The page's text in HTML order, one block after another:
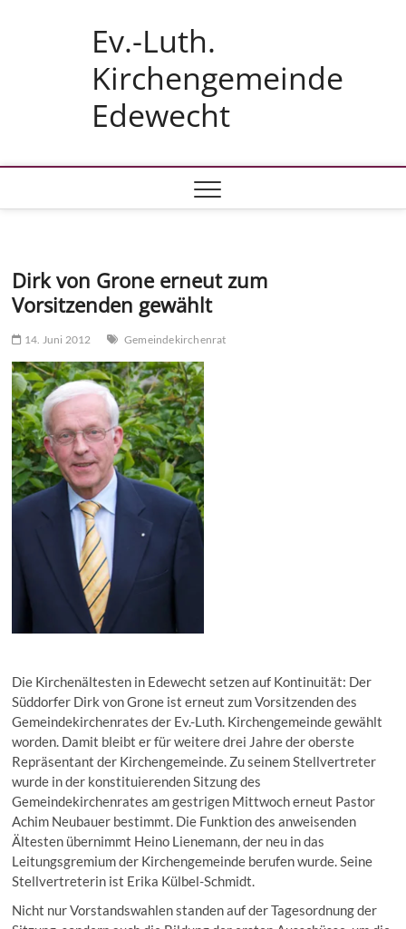
Ev.-Luth.
Kirchengemeinde
Edewecht
Dirk von Grone erneut zum
Vorsitzenden gewählt
14. Juni 2012 Gemeindekirchenrat
Die Kirchenältesten in Edewecht setzen auf Kontinuität: Der
Süddorfer Dirk von Grone ist erneut zum Vorsitzenden des
Gemeindekirchenrates der Ev.-Luth. Kirchengemeinde gewählt
worden. Damit bleibt er für weitere drei Jahre der oberste
Repräsentant der Kirchengemeinde. Zu seinem Stellvertreter
wurde in der konstituierenden Sitzung des
Gemeindekirchenrates am gestrigen Mittwoch erneut Pastor
Achim Neubauer bestimmt. Die Funktion des anweisenden
Ältesten übernimmt Heino Lienemann, der neu in das
Leitungsgremium der Kirchengemeinde berufen wurde. Seine
Stellvertreterin ist Erika Külbel-Schmidt.
Nicht nur Vorstandswahlen standen auf der Tagesordnung der